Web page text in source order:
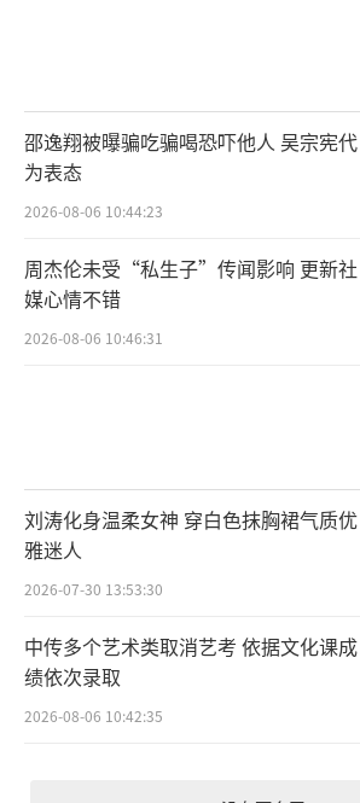
邵逸翔被曝骗吃骗喝恐吓他人 吴宗宪代
为表态
2026-08-06 10:44:23
周杰伦未受“私生子”传闻影响 更新社
媒心情不错
2026-08-06 10:46:31
刘涛化身温柔女神 穿白色抹胸裙气质优
雅迷人
2026-07-30 13:53:30
中传多个艺术类取消艺考 依据文化课成
绩依次录取
2026-08-06 10:42:35